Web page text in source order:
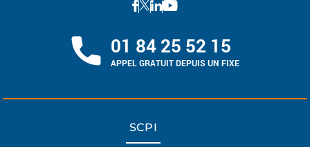
01 84 25 52 15
APPEL GRATUIT DEPUIS UN FIXE
SCPI